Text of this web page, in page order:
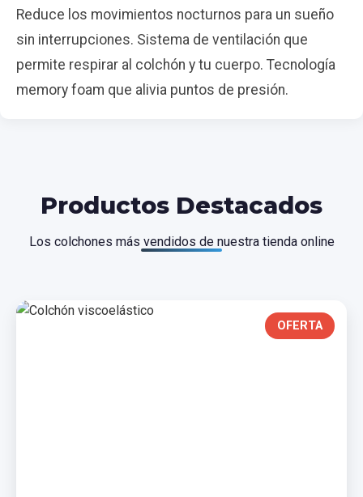
Reduce los movimientos nocturnos para un sueño
sin interrupciones. Sistema de ventilación que
permite respirar al colchón y tu cuerpo. Tecnología
memory foam que alivia puntos de presión.
Productos Destacados
Los colchones más vendidos de nuestra tienda online
OFERTA